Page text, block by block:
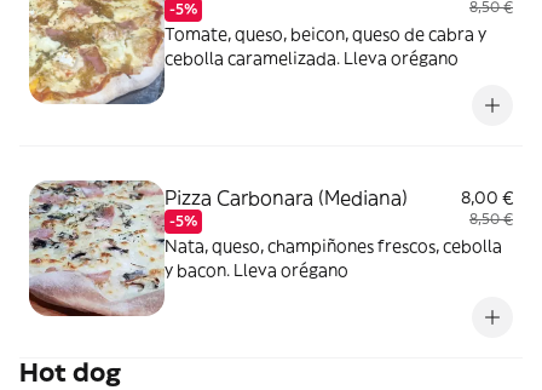
-5% 8,50 €
Tomate, queso, beicon, queso de cabra y
cebolla caramelizada. Lleva orégano
Pizza Carbonara (Mediana)
-5%
8,00 €
8,50 €
Nata, queso, champiñones frescos, cebolla
y bacon. Lleva orégano
Hot dog